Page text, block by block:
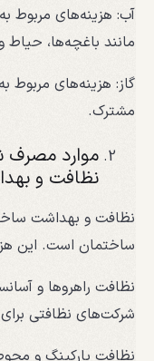
آب: هزینه‌های مربوط
مانند باغچه‌ها، حیاط و
گاز: هزینه‌های مربوط
مشترک.
موارد مصرف
نظافت و
نظافت و بهداشت
ساختمان است. این
نظافت راهروها و
شرکت‌های نظافتی برای
نظافت پارکینگ و